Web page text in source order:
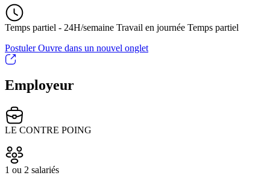
Temps partiel - 24H/semaine Travail en journée Temps partiel
PostulerOuvre dans un nouvel onglet
Employeur
LE CONTRE POING
1 ou 2 salariés